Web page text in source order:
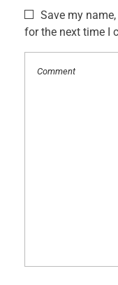
Save my
for the next time I